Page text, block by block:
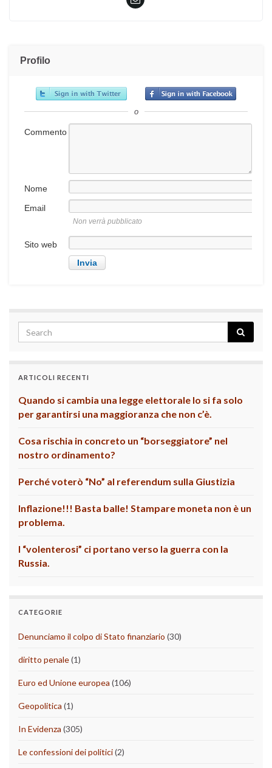
Profilo
o
Commento
Nome
Email
Non verrà pubblicato
Sito web
ARTICOLI RECENTI
Quando si cambia una legge elettorale lo si fa solo
per garantirsi una maggioranza che non c’è.
Cosa rischia in concreto un “borseggiatore” nel
nostro ordinamento?
Perché voterò “No” al referendum sulla Giustizia
Inflazione!!! Basta balle! Stampare moneta non è un
problema.
I “volenterosi” ci portano verso la guerra con la
Russia.
CATEGORIE
Denunciamo il colpo di Stato finanziario (30)
diritto penale(1)
Euro ed Unione europea (106)
Geopolitica (1)
In Evidenza (305)
Le confessioni dei politici(2)